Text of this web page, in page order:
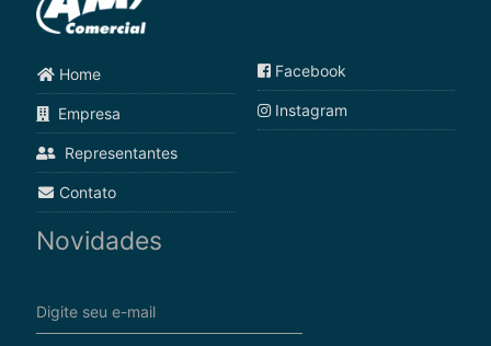
Home
Empresa
Representantes
Contato
Facebook
Instagram
Novidades
Digite seu e-mail